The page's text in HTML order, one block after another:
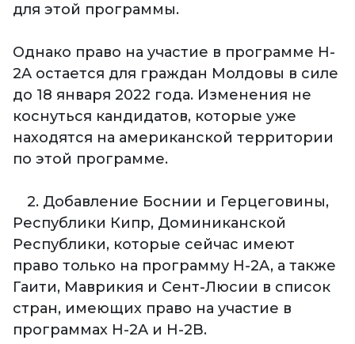
для этой программы.
Однако право на участие в программе H-
2A остается для граждан Молдовы в силе
до 18 января 2022 года. Изменения не
коснуться кандидатов, которые уже
находятся на американской территории
по этой программе.
2. Добавление Боснии и Герцеговины,
Республики Кипр, Доминиканской
Республики, которые сейчас имеют
право только на программу H-2A, а также
Гаити, Маврикия и Сент-Люсии в список
стран, имеющих право на участие в
программах H-2A и H-2B.